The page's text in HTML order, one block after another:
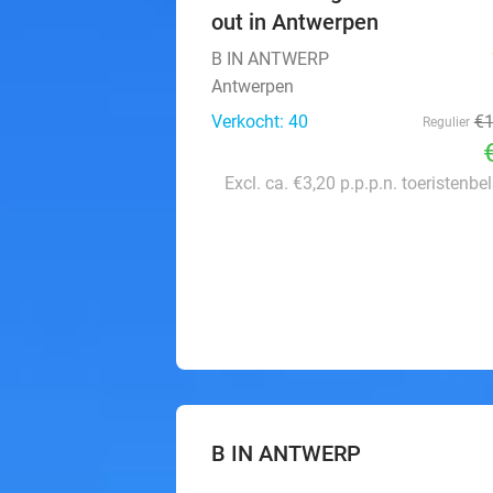
out in Antwerpen
B IN ANTWERP
Antwerpen
Verkocht: 40
Regulier
Excl. ca. €3,20 p.p.p.n.
B IN ANTWERP